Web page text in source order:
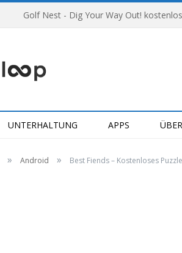
Golf Nest - Dig Your Way Out!
UNTERHALTUNG APPS
» Android » Best Fiends – Kostenloses